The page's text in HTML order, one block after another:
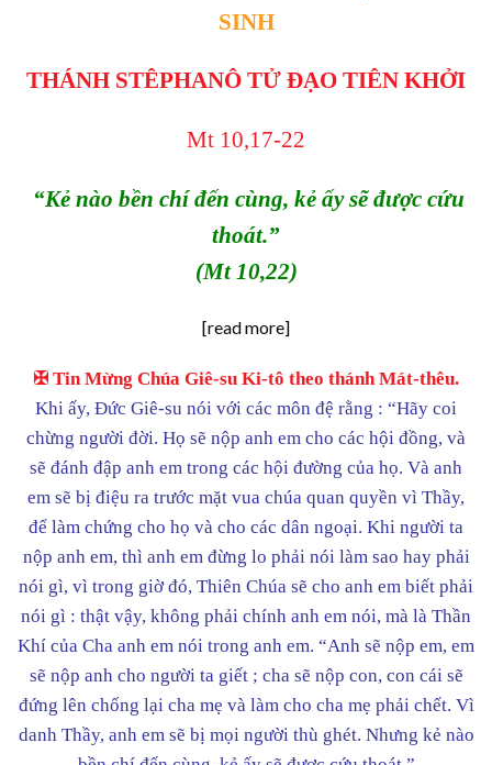
SINH
THÁNH STÊPHANÔ TỬ ĐẠO TIÊN KHỞI
Mt 10,17-22
“Kẻ nào bền chí đến cùng, kẻ ấy sẽ được cứu
thoát.”
(Mt 10,22)
[read more]
✠ Tin Mừng Chúa Giê-su Ki-tô theo thánh Mát-thêu.
Khi ấy, Đức Giê-su nói với các môn đệ rằng : “Hãy coi
chừng người đời. Họ sẽ nộp anh em cho các hội đồng, và
sẽ đánh đập anh em trong các hội đường của họ. Và anh
em sẽ bị điệu ra trước mặt vua chúa quan quyền vì Thầy,
để làm chứng cho họ và cho các dân ngoại. Khi người ta
nộp anh em, thì anh em đừng lo phải nói làm sao hay phải
nói gì, vì trong giờ đó, Thiên Chúa sẽ cho anh em biết phải
nói gì : thật vậy, không phải chính anh em nói, mà là Thần
Khí của Cha anh em nói trong anh em. “Anh sẽ nộp em, em
sẽ nộp anh cho người ta giết ; cha sẽ nộp con, con cái sẽ
đứng lên chống lại cha mẹ và làm cho cha mẹ phải chết. Vì
danh Thầy, anh em sẽ bị mọi người thù ghét. Nhưng kẻ nào